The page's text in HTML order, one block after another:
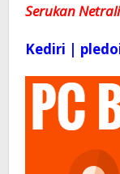
Serukan
Kediri |